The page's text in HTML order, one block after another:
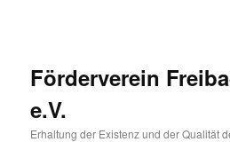
Förderverein
e.V.
Erhaltung der Existenz und der Qualität